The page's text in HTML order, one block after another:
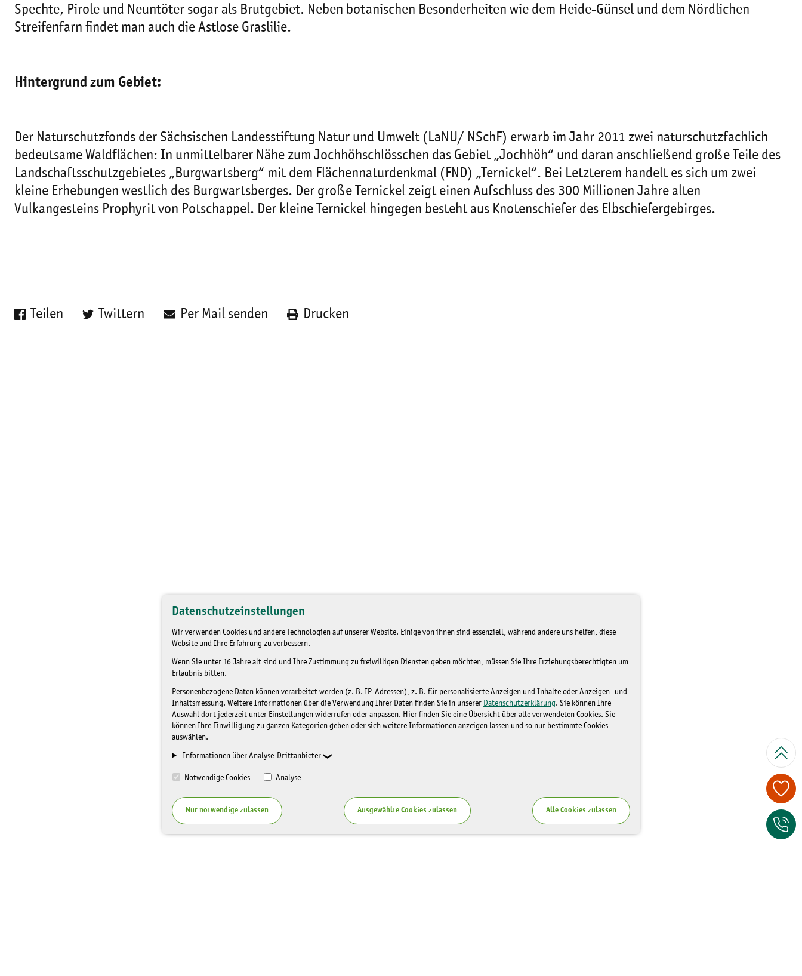
Datenschutzeinstellungen
Wir verwenden Cookies und andere Technologien auf unserer Website. Einige von ihnen sind essenziell, während andere uns helfen, diese
Website und Ihre Erfahrung zu verbessern.
Wenn Sie unter 16 Jahre alt sind und Ihre Zustimmung zu freiwilligen Diensten geben möchten, müssen Sie Ihre Erziehungsberechtigten um
Erlaubnis bitten.
Personenbezogene Daten können verarbeitet werden (z. B. IP-Adressen), z. B. für personalisierte Anzeigen und Inhalte oder Anzeigen- und
Inhaltsmessung. Weitere Informationen über die Verwendung Ihrer Daten finden Sie in unserer Datenschutzerklärung. Sie können Ihre
Auswahl dort jederzeit unter Einstellungen widerrufen oder anpassen. Hier finden Sie eine Übersicht über alle verwendeten Cookies. Sie
können Ihre Einwilligung zu ganzen Kategorien geben oder sich weitere Informationen anzeigen lassen und so nur bestimmte Cookies
auswählen.
Informationen über Analyse-Drittanbieter
Notwendige Cookies Analyse
Nur notwendige zulassen Ausgewählte Cookies zulassen Alle Cookies zulassen
Spechte, Pirole und Neuntöter sogar als Brutgebiet. Neben botanischen Besonderheiten wie dem Heide-Günsel und dem Nördlichen
Streifenfarn findet man auch die Astlose Graslilie.
Hintergrund zum Gebiet:
Der Naturschutzfonds der Sächsischen Landesstiftung Natur und Umwelt (LaNU/ NSchF) erwarb im Jahr 2011 zwei naturschutzfachlich
bedeutsame Waldflächen: In unmittelbarer Nähe zum Jochhöhschlösschen das Gebiet „Jochhöh“ und daran anschließend große Teile des
Landschaftsschutzgebietes „Burgwartsberg“ mit dem Flächennaturdenkmal (FND) „Ternickel“. Bei Letzterem handelt es sich um zwei
kleine Erhebungen westlich des Burgwartsberges. Der große Ternickel zeigt einen Aufschluss des 300 Millionen Jahre alten
Vulkangesteins Prophyrit von Potschappel. Der kleine Ternickel hingegen besteht aus Knotenschiefer des Elbschiefergebirges.
Teilen Twittern Per Mail senden Drucken
Spenden Sie
Zum